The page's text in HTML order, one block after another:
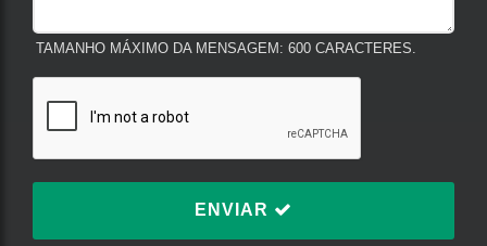
TAMANHO MÁXIMO DA MENSAGEM: 600 CARACTERES.
ENVIAR